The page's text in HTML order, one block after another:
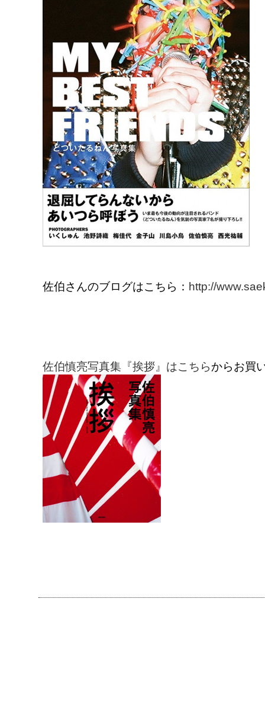
佐伯さんのブログはこちら： http://
佐伯慎亮写真集『挨拶』はこちらからお買